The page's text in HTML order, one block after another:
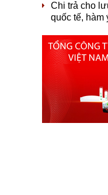
Chi trả cho
quốc tế, hàm